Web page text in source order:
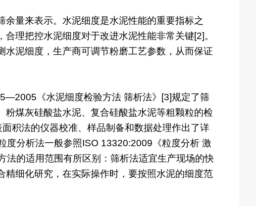
量来表示。水泥细度是水泥性能的重要指标之
理把控水泥细度对于改进水泥性能非常关键[2]。
泥细度，生产商可调节粉磨工艺参数，从而保证
《水泥细度检验方法 筛析法》[3]规定了筛
煤灰硅酸盐水泥、复合硅酸盐水泥等粗颗粒的检
积法的仪器校准、样品制备和数据处理作出了详
度分析法一般参照ISO 13320:2009《粒度分析 激
法的适用范围有所区别：筛析法适宜生产现场的快
细化研究，在实际操作时，要按照水泥的细度范